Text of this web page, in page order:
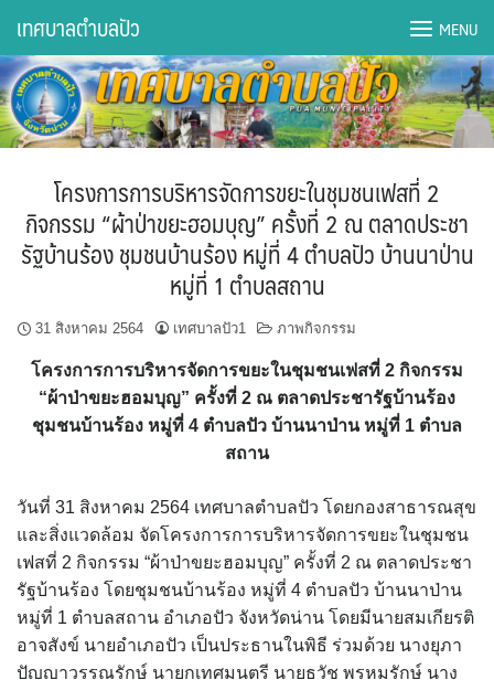
content
DWQA Ask Question
DWQA Questions
กองการศึกษา
กองคลัง
กองช่าง
กองยุทธศาสตร์และงบประมาณ
กองสาธารณสุขฯ
assessment ITA2023
ข้อกำหนดการใช้งาน
ข้อมูลประชากร
เทศบาลตำบลปัว MENU
โครงการการบริหารจัดการขยะในชุมชนเฟสที่ 2
กิจกรรม “ผ้าป่าขยะฮอมบุญ” ครั้งที่ 2 ณ ตลาดประชา
รัฐบ้านร้อง ชุมชนบ้านร้อง หมู่ที่ 4 ตำบลปัว บ้านนาป่าน
หมู่ที่ 1 ตำบลสถาน
31 สิงหาคม 2564 เทศบาลปัว1 ภาพกิจกรรม
โครงการการบริหารจัดการขยะในชุมชนเฟสที่ 2 กิจกรรม
“ผ้าป่าขยะฮอมบุญ” ครั้งที่ 2 ณ ตลาดประชารัฐบ้านร้อง
ชุมชนบ้านร้อง หมู่ที่ 4 ตำบลปัว บ้านนาป่าน หมู่ที่ 1 ตำบล
สถาน
วันที่ 31 สิงหาคม 2564 เทศบาลตำบลปัว โดยกองสาธารณสุข
และสิ่งแวดล้อม จัดโครงการการบริหารจัดการขยะในชุมชน
เฟสที่ 2 กิจกรรม “ผ้าป่าขยะฮอมบุญ” ครั้งที่ 2 ณ ตลาดประชา
รัฐบ้านร้อง โดยชุมชนบ้านร้อง หมู่ที่ 4 ตำบลปัว บ้านนาป่าน
หมู่ที่ 1 ตำบลสถาน อำเภอปัว จังหวัดน่าน โดยมีนายสมเกียรติ
อาจสังข์ นายอำเภอปัว เป็นประธานในพิธี ร่วมด้วย นางยุภา
ปัญญาวรรณรักษ์ นายกเทศมนตรี นายธวัช พรหมรักษ์ นาง